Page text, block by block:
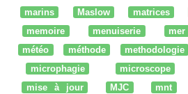
marins
Maslow matrices
memoire
menuiserie mer
météo
méthode methodologie
microphagie
microscope
mise à jour
MJC mnt